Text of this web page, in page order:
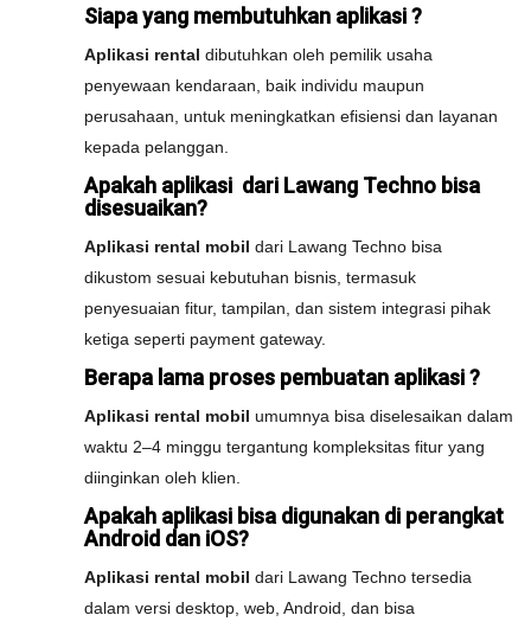
Siapa yang membutuhkan aplikasi ?
Aplikasi rental dibutuhkan oleh pemilik usaha
penyewaan kendaraan, baik individu maupun
perusahaan, untuk meningkatkan efisiensi dan layanan
kepada pelanggan.
Apakah aplikasi dari Lawang Techno bisa
disesuaikan?
Aplikasi rental mobil dari Lawang Techno bisa
dikustom sesuai kebutuhan bisnis, termasuk
penyesuaian fitur, tampilan, dan sistem integrasi pihak
ketiga seperti payment gateway.
Berapa lama proses pembuatan aplikasi ?
Aplikasi rental mobil umumnya bisa diselesaikan dalam
waktu 2–4 minggu tergantung kompleksitas fitur yang
diinginkan oleh klien.
Apakah aplikasi bisa digunakan di perangkat
Android dan iOS?
Aplikasi rental mobil dari Lawang Techno tersedia
dalam versi desktop, web, Android, dan bisa